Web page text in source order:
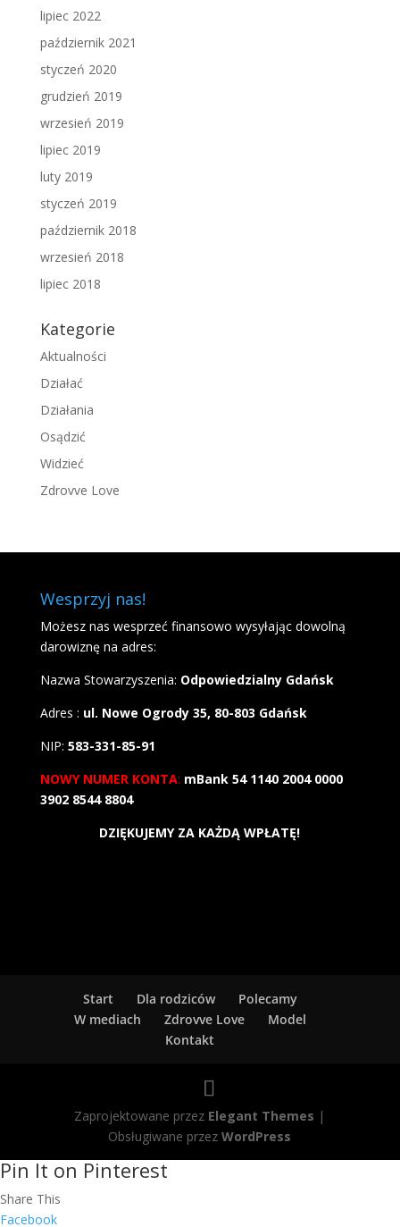
lipiec 2022
październik 2021
styczeń 2020
grudzień 2019
wrzesień 2019
lipiec 2019
luty 2019
styczeń 2019
październik 2018
wrzesień 2018
lipiec 2018
Kategorie
Aktualności
Działać
Działania
Osądzić
Widzieć
Zdrovve Love
Wesprzyj nas!
Możesz nas wesprzeć finansowo wysyłając dowolną
darowiznę na adres:
Nazwa Stowarzyszenia: Odpowiedzialny Gdańsk
Adres : ul. Nowe Ogrody 35, 80-803 Gdańsk
NIP: 583-331-85-91
NOWY NUMER KONTA: mBank 54 1140 2004 0000
3902 8544 8804
DZIĘKUJEMY ZA KAŻDĄ WPŁATĘ!
Start Dla rodziców
Polecamy
W mediach
Zdrovve Love
Model
Kontakt
Zaprojektowane przez Elegant Themes |
Obsługiwane przezWordPress
Pin It on Pinterest
Share This
Facebook